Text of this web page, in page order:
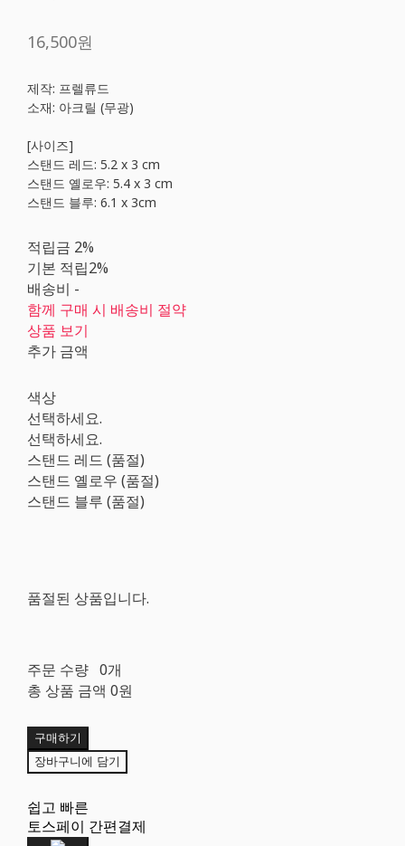
16,500원
제작: 프렐류드
소재: 아크릴 (무광)
[사이즈]
​스탠드 레드: 5.2 x 3 cm
스탠드 옐로우: 5.4 x 3 cm
스탠드 블루: 6.1 x 3cm
적립금 2%
기본 적립2%
배송비 -
함께 구매 시 배송비 절약
상품 보기
추가 금액
색상
선택하세요.
선택하세요.
스탠드 레드 (품절)
스탠드 옐로우 (품절)
스탠드 블루 (품절)
품절된 상품입니다.
주문 수량 0개
총 상품 금액 0원
구매하기
장바구니에 담기
쉽고 빠른
토스페이 간편결제